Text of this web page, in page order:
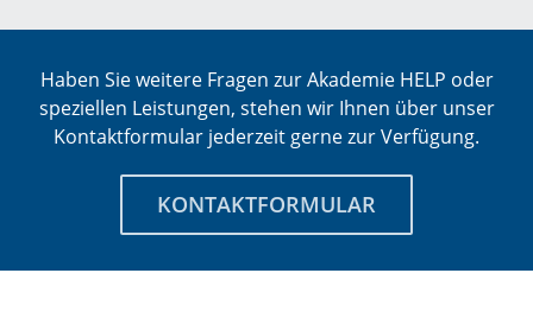
Haben Sie weitere Fragen zur Akademie HELP oder
speziellen Leistungen, stehen wir Ihnen über unser
Kontaktformular jederzeit gerne zur Verfügung.
KONTAKTFORMULAR